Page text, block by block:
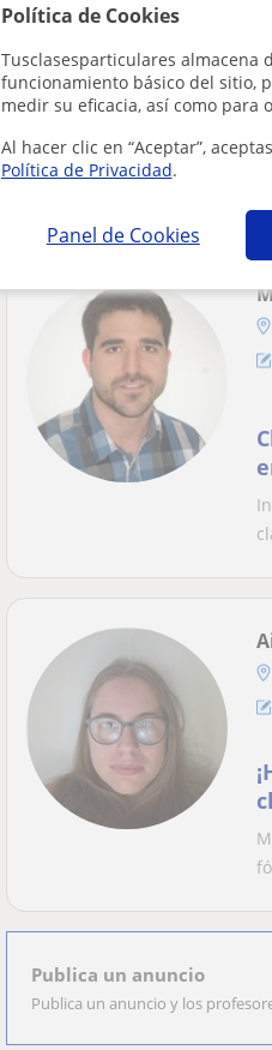
Política de Cookies
Tusclasesparticulares almacena
funcionamiento básico del sitio,
medir su eficacia, así como para
Al hacer clic en “Aceptar”,
Política de Privacidad.
Panel de Cookies
Publica un anuncio
Publica un anuncio y los